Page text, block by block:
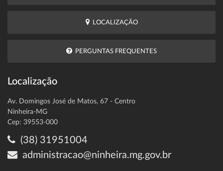
LOCALIZAÇÃO
PERGUNTAS FREQUENTES
Localização
Av. Domingos José de Matos, 67 - Centro
Ninheira-MG
Cep: 39553-000
(38) 31951004
administracao@ninheira.mg.gov.br